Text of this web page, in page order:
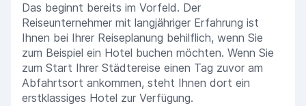
Das beginnt bereits im Vorfeld. Der
Reiseunternehmer mit langjähriger Erfahrung ist
Ihnen bei Ihrer Reiseplanung behilflich, wenn Sie
zum Beispiel ein Hotel buchen möchten. Wenn Sie
zum Start Ihrer Städtereise einen Tag zuvor am
Abfahrtsort ankommen, steht Ihnen dort ein
erstklassiges Hotel zur Verfügung.